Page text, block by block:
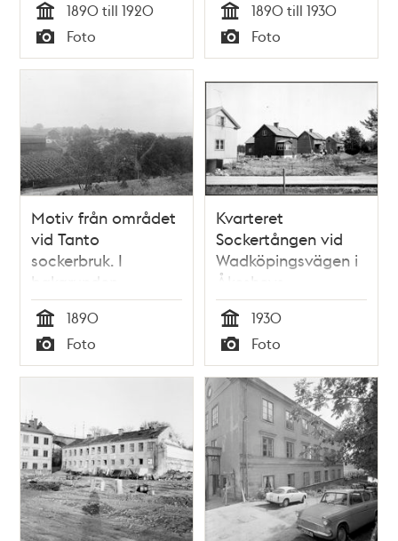
Tid
1890 till 1920
Typ
Foto Tid
1890 till 1930
Typ
Foto
Motiv från området
vid Tanto
sockerbruk. I
bakgrunden
arbetarbostäder
Tid
1890
Typ
Foto
Kvarteret
Sockertången vid
Wadköpingsvägen i
Åkeshovs
småstugeområde
Tid
1930
Typ
Foto